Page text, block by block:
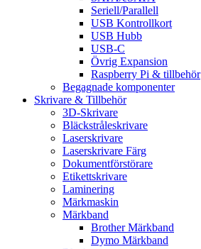
Seriell/Parallell
USB Kontrollkort
USB Hubb
USB-C
Övrig Expansion
Raspberry Pi & tillbehör
Begagnade komponenter
Skrivare & Tillbehör
3D-Skrivare
Bläckstråleskrivare
Laserskrivare
Laserskrivare Färg
Dokumentförstörare
Etikettskrivare
Laminering
Märkmaskin
Märkband
Brother Märkband
Dymo Märkband